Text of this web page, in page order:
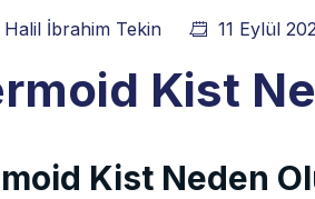
Halil İbrahim Tekin 11 Eylül
Kist
Kist Neden